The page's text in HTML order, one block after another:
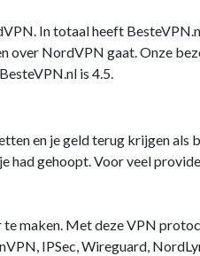
In totaal heeft
over NordVPN gaat. Onze
is 4.5.
en je geld terug krijgen als
had gehoopt. Voor veel
maken. Met deze VPN
IPSec, Wireguard,